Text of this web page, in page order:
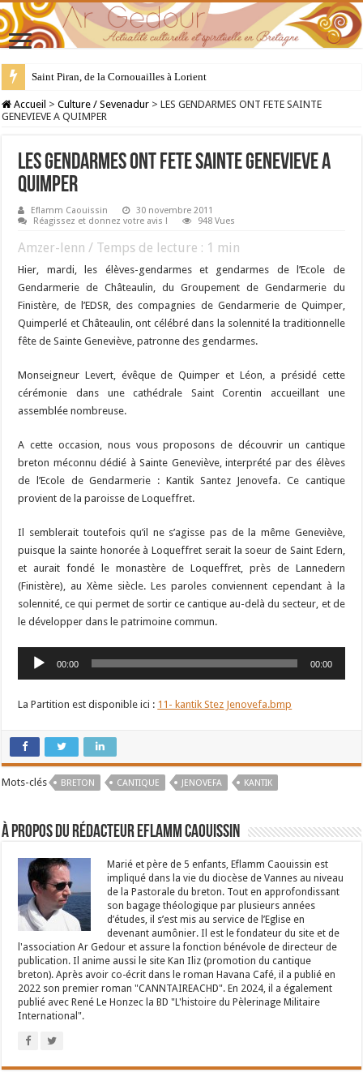
Saint Piran, de la Cornouailles à Lorient
28 juillet : Saint Samson de Dol, père de la Bretagne chrétienne
Accueil > Culture / Sevenadur > LES GENDARMES ONT FETE SAINTE
GENEVIEVE A QUIMPER
LES GENDARMES ONT FETE SAINTE GENEVIEVE A
QUIMPER
Eflamm Caouissin
30 novembre 2011
Réagissez et donnez votre avis !
948 Vues
Amzer-lenn / Temps de lecture : 1 min
Hier, mardi, les élèves-gendarmes et gendarmes de l’Ecole de
Gendarmerie de Châteaulin, du Groupement de Gendarmerie du
Finistère, de l’EDSR, des compagnies de Gendarmerie de Quimper,
Quimperlé et Châteaulin, ont célébré dans la solennité la traditionnelle
fête de Sainte Geneviève, patronne des gendarmes.
Monseigneur Levert, évêque de Quimper et Léon, a présidé cette
cérémonie dans une cathédrale Saint Corentin accueillant une
assemblée nombreuse.
A cette occasion, nous vous proposons de découvrir un cantique
breton méconnu dédié à Sainte Geneviève, interprété par des élèves
de l’Ecole de Gendarmerie : Kantik Santez Jenovefa. Ce cantique
provient de la paroisse de Loqueffret.
Il semblerait toutefois qu’il ne s’agisse pas de la même Geneviève,
puisque la sainte honorée à Loqueffret serait la soeur de Saint Edern,
et aurait fondé le monastère de Loqueffret, près de Lannedern
(Finistère), au Xème siècle. Les paroles conviennent cependant à la
solennité, ce qui permet de sortir ce cantique au-delà du secteur, et de
le développer dans le patrimoine commun.
Lecteur
audio
00:00 00:00
La Partition est disponible ici : 11- kantik Stez Jenovefa.bmp
Mots-clés BRETON CANTIQUE JENOVEFA KANTIK
À propos du rédacteur Eflamm Caouissin
Marié et père de 5 enfants, Eflamm Caouissin est
impliqué dans la vie du diocèse de Vannes au niveau
de la Pastorale du breton. Tout en approfondissant
son bagage théologique par plusieurs années
d’études, il s’est mis au service de l’Eglise en
devenant aumônier. Il est le fondateur du site et de
l'association Ar Gedour et assure la fonction bénévole de directeur de
publication. Il anime aussi le site Kan Iliz (promotion du cantique
breton). Après avoir co-écrit dans le roman Havana Café, il a publié en
2022 son premier roman "CANNTAIREACHD". En 2024, il a également
publié avec René Le Honzec la BD "L'histoire du Pèlerinage Militaire
International".